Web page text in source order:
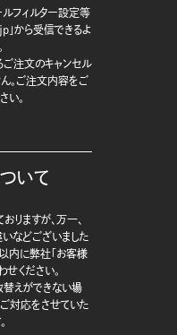
フィルター設定等
から受信できるよ
注文のキャンセル
。ご注文内容をご
い。
いて
りますが、万一、
などございました
内に弊社「お客様
せください。
えができない場
対応をさせていた